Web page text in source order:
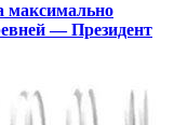
максимально
— Президент